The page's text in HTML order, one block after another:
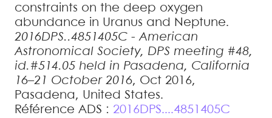
constraints on the deep oxygen
abundance in Uranus and Neptune.
2016DPS..4851405C - American
Astronomical Society, DPS meeting #48,
id.#514.05 held in Pasadena, California
16–21 October 2016, Oct 2016,
Pasadena, United States.
Référence ADS : 2016DPS....4851405C